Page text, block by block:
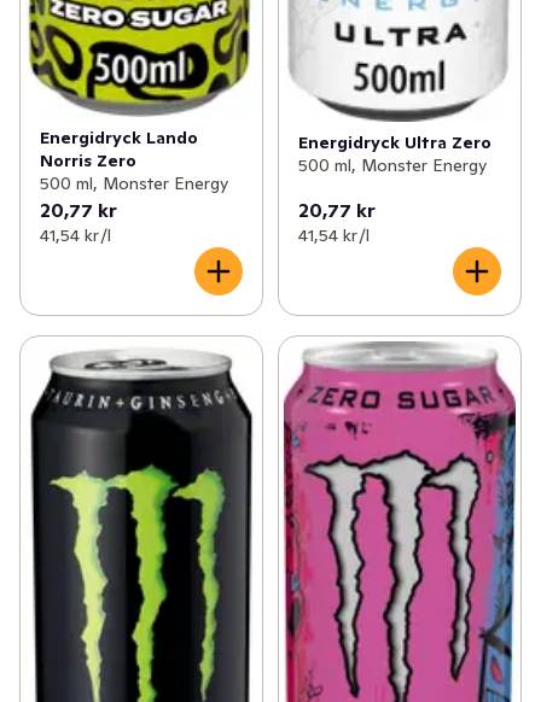
Energidryck Lando
Norris Zero
500 ml, Monster Energy
20,77 kr
41,54 kr /l
Energidryck Ultra Zero
500 ml, Monster Energy
20,77 kr
41,54 kr /l